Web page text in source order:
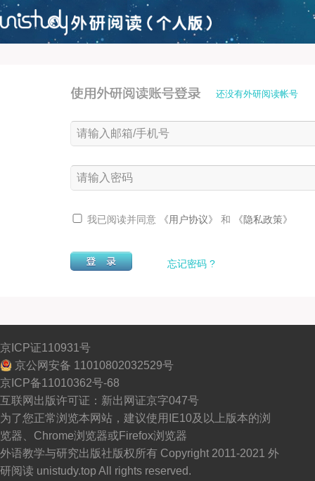
还没有外研阅读帐号
我已阅读并同意 《用户协议》 和 《隐私政策》
忘记密码 ?
京ICP证110931号
京公网安备 11010802032529号
京ICP备11010362号-68
互联网出版许可证：新出网证京字047号
为了您正常浏览本网站，建议使用IE10及以上版本的浏
览器、Chrome浏览器或Firefox浏览器
外语教学与研究出版社版权所有 Copyright 2011-2021 外
研阅读 unistudy.top All rights reserved.